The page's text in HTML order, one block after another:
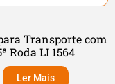
Transporte com
Roda LI 1564
Ler Mais